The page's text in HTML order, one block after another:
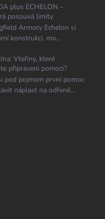
plus ECHELON –
posouvá limity
Armory Echelon si
konstrukci, mo...
Vteřiny, které
připraveni pomoci?
pod pojmem první pomoc
náplast na odřené...